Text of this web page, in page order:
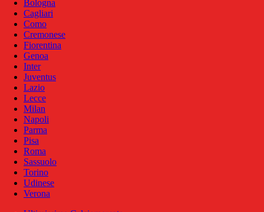
Bologna
Cagliari
Como
Cremonese
Fiorentina
Genoa
Inter
Juventus
Lazio
Lecce
Milan
Napoli
Parma
Pisa
Roma
Sassuolo
Torino
Udinese
Verona